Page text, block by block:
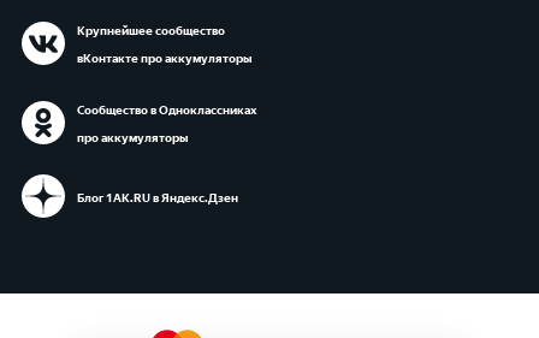
Крупнейшее сообщество
вКонтакте про аккумуляторы
Сообщество в Одноклассниках
про аккумуляторы
Блог 1АК.RU в Яндекс.Дзен